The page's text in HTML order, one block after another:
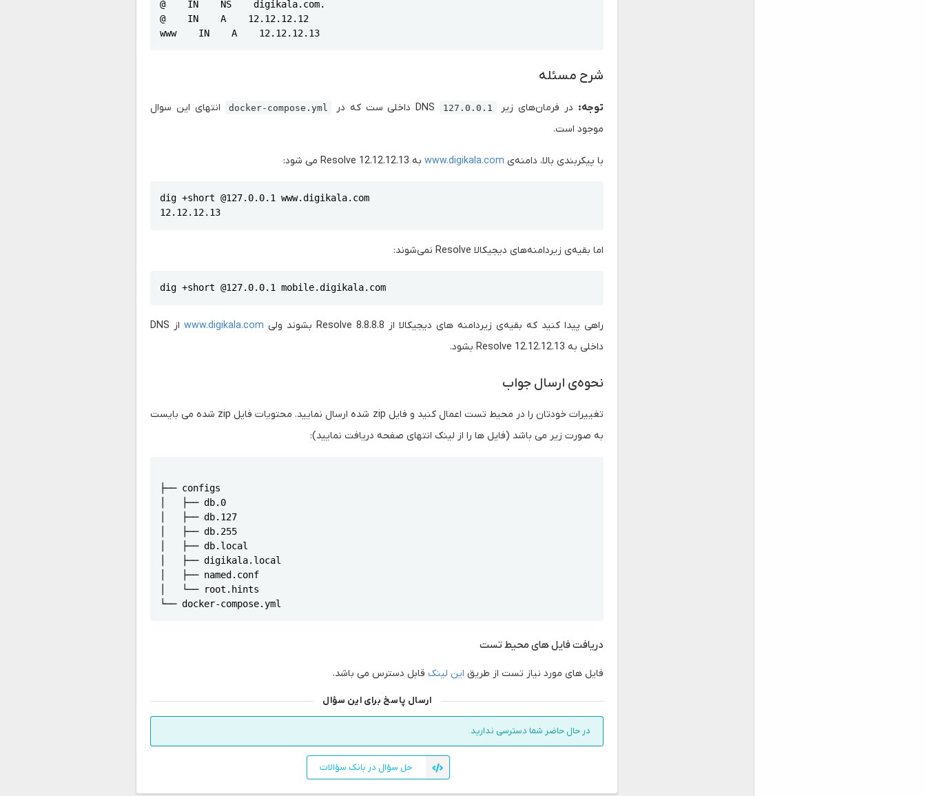
@    IN    NS    digikala.com.
@    IN    A    12.12.12.12
شرح مسئله
توجه: در فرمان‌های زیر 127.0.0.1‍
docker-compose.yml‍
انتهای این سوال
موجود است.
با پیکربندی بالا، دامنه‌ی www.digikala.com به 12.12.12.13 Resolve می شود:
dig +short @127.0.0.1 www.digikala.com
12.12.12.13
اما بقیه‌ی زیردامنه‌های دیجیکالا Resolve نمی‌شوند:
dig +short @127.0.0.1 mobile.digikala.com
راهی پیدا کنید که بقیه‌ی زیردامنه های دیجیکالا از 8.8.8.8 Resolve بشوند ولی www.digikala.com
از DNS
داخلی به 12.12.12.13 Resolve بشود.
نحوه‌ی ارسال جواب
تغییرات خودتان را در محیط تست اعمال کنید و فایل zip شده ارسال نمایید. محتویات فایل zip شده می بایست
به صورت زیر می باشد (فایل ها را از لینک انتهای صفحه دریافت نمایید):
├── configs
│   ├── db.0
│   ├── db.127
│   ├── db.255
│   ├── db.local
│   ├── digikala.local
│   ├── named.conf
│   └── root.hints
└── docker-compose.yml
دریافت فایل های محیط تست
فایل های مورد نیاز تست از طریق این لینک قابل دسترس می باشد.
ارسال پاسخ برای این سؤال
در حال حاضر شما دسترسی ندارید.
حل سؤال در بانک سؤالات